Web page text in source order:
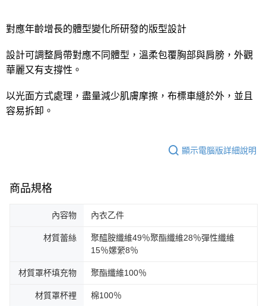
每筆NT$80，滿NT$1,000(含以上)免運費
每筆NT$220
每筆NT$80，滿NT$1,000(含以上)免運費
對應年齡增長的體型變化所研發的版型設計
設計可調整肩帶對應不同體型，溫柔包覆胸部與肩膀，外觀
華麗又有支撐性。
以光面方式處理，盡量減少肌膚摩擦，布標車縫於外，並且
容易拆卸。
顯示電腦版詳細說明
商品規格
內容物 內衣乙件
材質蕾絲
聚醯胺纖維49％聚酯纖維28％彈性纖維
15％嫘縈8％
材質罩杯填充物 聚酯纖維100％
材質罩杯裡 棉100％